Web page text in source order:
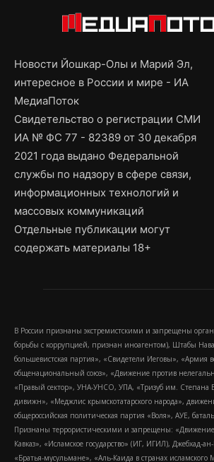
Новости Йошкар-Олы и Марий Эл,
интересное в России и мире - ИА
МедиаПоток
Свидетельство о регистрации СМИ
ИА № ФС 77 - 82389 от 30 декабря
2021 года выдано Федеральной
службы по надзору в сфере связи,
информационных технологий и
массовых коммуникаций
Отдельные публикации могут
содержать материалы 18+
В России признаны экстремистскими и запрещены
борьбы с коррупцией, признан иноагентом), Штабы
большевистская партия», «Свидетели Иеговы», «Армия
общенациональный союз», «Движение против
«Правый сектор», УНА-УНСО, УПА, «Тризуб им. Степана
дивижн», «Меджлис крымскотатарского народа»,
общероссийская политическая партия «Воля», АУЕ,
Признаны террористическими и запрещены:
Кавказ», «Исламское государство» (ИГ, ИГИЛ), Джебхад-
«Братья-мусульмане», «Аль-Каида в странах исламского